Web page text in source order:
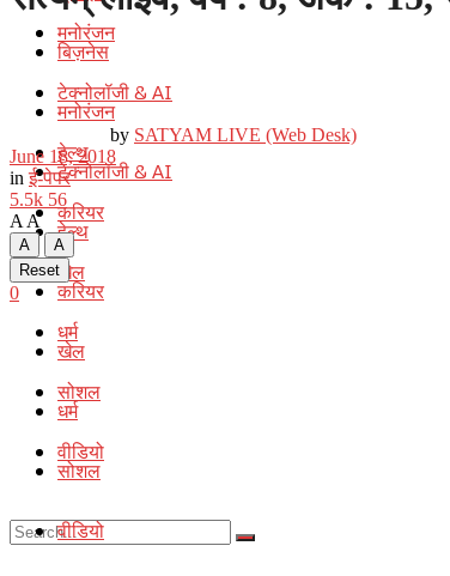
मनोरंजन
टेक्नोलॉजी & AI
हेल्थ
करियर
खेल
धर्म
सोशल
वीडियो
बिज़नेस
मनोरंजन
टेक्नोलॉजी & AI
हेल्थ
करियर
खेल
धर्म
सोशल
वीडियो
by SATYAM LIVE (Web Desk)
June 18, 2018
in ई-पेपर
5.5k 56
A A
A
A
Reset
0